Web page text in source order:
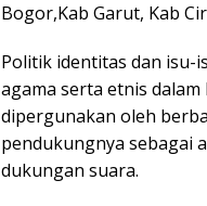
Bogor,Kab Garut, Kab
Politik identitas dan isu-
agama serta etnis
dipergunakan oleh
pendukungnya sebagai
dukungan suara.